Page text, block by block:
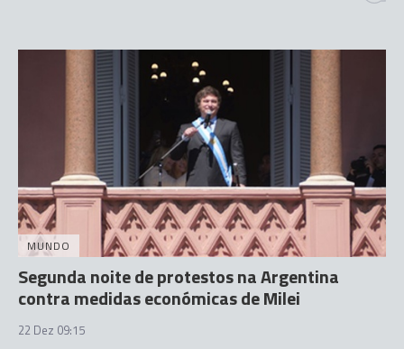
MUNDO
Segunda noite de protestos na Argentina
contra medidas económicas de Milei
22 Dez 09:15